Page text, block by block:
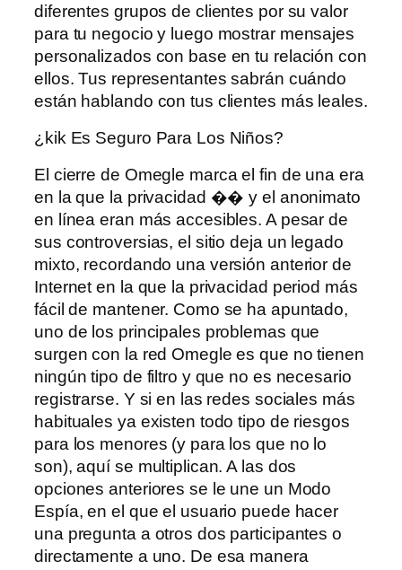
diferentes grupos de clientes por su valor
para tu negocio y luego mostrar mensajes
personalizados con base ​​en tu relación con
ellos. Tus representantes sabrán cuándo
están hablando con tus clientes más leales.
¿kik Es Seguro Para Los Niños?
El cierre de Omegle marca el fin de una era
en la que la privacidad �� y el anonimato
en línea eran más accesibles. A pesar de
sus controversias, el sitio deja un legado
mixto, recordando una versión anterior de
Internet en la que la privacidad period más
fácil de mantener. Como se ha apuntado,
uno de los principales problemas que
surgen con la red Omegle es que no tienen
ningún tipo de filtro y que no es necesario
registrarse. Y si en las redes sociales más
habituales ya existen todo tipo de riesgos
para los menores (y para los que no lo
son), aquí se multiplican. A las dos
opciones anteriores se le une un Modo
Espía, en el que el usuario puede hacer
una pregunta a otros dos participantes o
directamente a uno. De esa manera